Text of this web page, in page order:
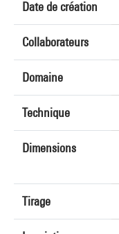
Date de création
Collaborateurs
Domaine
Technique
Dimensions
Tirage